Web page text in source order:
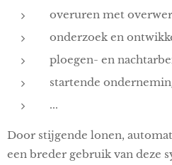
overuren met
onderzoek en
ploegen- en
startende
...
Door stijgende lonen,
een breder gebruik van deze